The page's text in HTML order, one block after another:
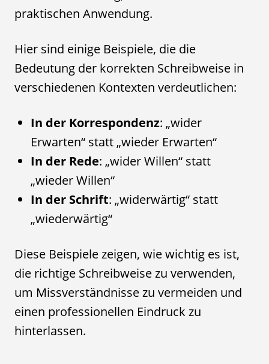
praktischen Anwendung.
Hier sind einige Beispiele, die die
Bedeutung der korrekten Schreibweise in
verschiedenen Kontexten verdeutlichen:
In der Korrespondenz: „wider
Erwarten“ statt „wieder Erwarten“
In der Rede: „wider Willen“ statt
„wieder Willen“
In der Schrift: „widerwärtig“ statt
„wiederwärtig“
Diese Beispiele zeigen, wie wichtig es ist,
die richtige Schreibweise zu verwenden,
um Missverständnisse zu vermeiden und
einen professionellen Eindruck zu
hinterlassen.